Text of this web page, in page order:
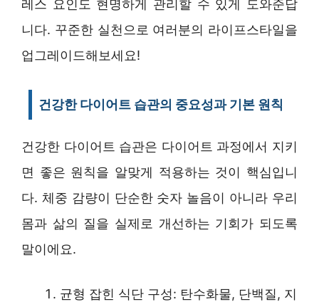
레스 요인도 현명하게 관리할 수 있게 도와준답
니다. 꾸준한 실천으로 여러분의 라이프스타일을
업그레이드해보세요!
건강한 다이어트 습관의 중요성과 기본 원칙
건강한 다이어트 습관은 다이어트 과정에서 지키
면 좋은 원칙을 알맞게 적용하는 것이 핵심입니
다. 체중 감량이 단순한 숫자 놀음이 아니라 우리
몸과 삶의 질을 실제로 개선하는 기회가 되도록
말이에요.
균형 잡힌 식단 구성: 탄수화물, 단백질, 지